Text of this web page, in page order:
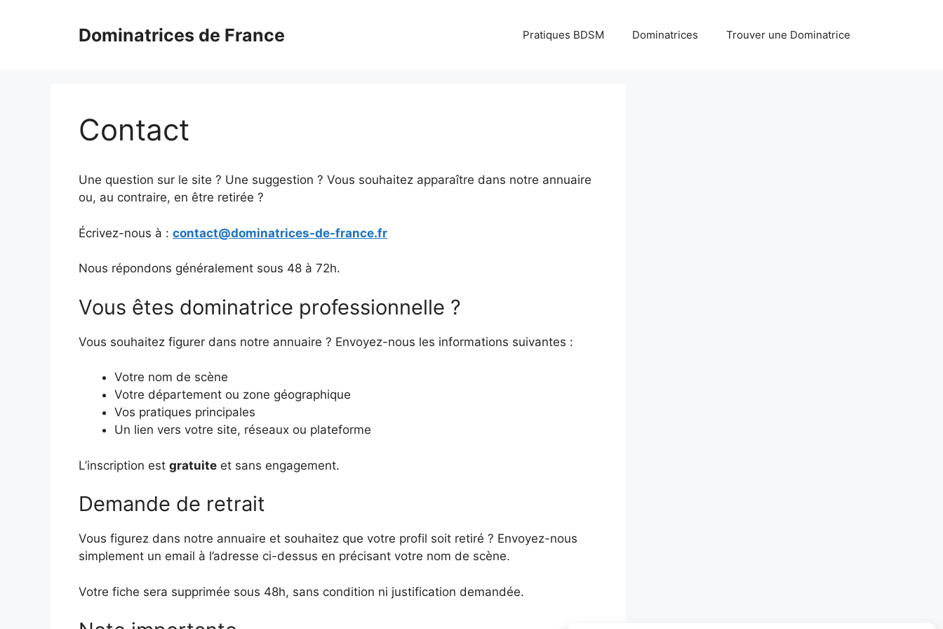
Dominatrices de France Pratiques BDSM Dominatrices Trouver une Dominatrice
Contact
Une question sur le site ? Une suggestion ? Vous souhaitez apparaître dans notre annuaire
ou, au contraire, en être retirée ?
Écrivez-nous à : contact@dominatrices-de-france.fr
Nous répondons généralement sous 48 à 72h.
Vous êtes dominatrice professionnelle ?
Vous souhaitez figurer dans notre annuaire ? Envoyez-nous les informations suivantes :
Votre nom de scène
Votre département ou zone géographique
Vos pratiques principales
Un lien vers votre site, réseaux ou plateforme
L’inscription est gratuite et sans engagement.
Demande de retrait
Vous figurez dans notre annuaire et souhaitez que votre profil soit retiré ? Envoyez-nous
simplement un email à l’adresse ci-dessus en précisant votre nom de scène.
Votre fiche sera supprimée sous 48h, sans condition ni justification demandée.